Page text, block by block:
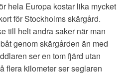
hela Europa kostar lika mycket
för Stockholms skärgård.
till helt andra saker när man
genom skärgården än med
ser en tom fjärd utan
flera kilometer ser seglaren